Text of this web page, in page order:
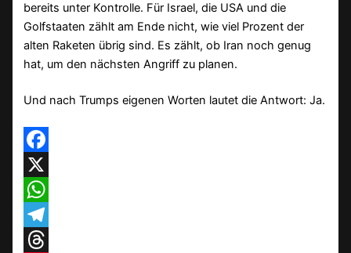
bereits unter Kontrolle. Für Israel, die USA und die
Golfstaaten zählt am Ende nicht, wie viel Prozent der
alten Raketen übrig sind. Es zählt, ob Iran noch genug
hat, um den nächsten Angriff zu planen.
Und nach Trumps eigenen Worten lautet die Antwort: Ja.
Facebook
X
WhatsApp
Telegram